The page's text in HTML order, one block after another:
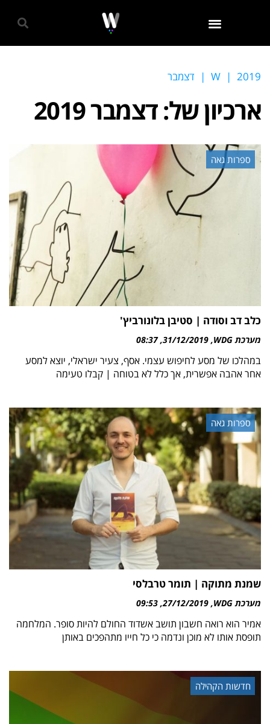
W | 2019
| דצמבר
ארכיון של:דצמבר 2019
ספרות גאה
כלב דב וסודה | סטיבן בלונורביץ'
מערכת WDG 31/12/2019
08:37
במהלכו של מסע לחיפוש עצמי. אסף, צעיר ישראלי, יוצא למסע
אחר אהבה אפשרית, אך כלל לא בטוחה | קבלו טעימה
ספרות גאה
שמנת מתוקה | תומר טרבלסי
מערכת WDG 27/12/2019
09:53
אמיר הוא רואה חשבון תושב אשדוד החולם להיות סופר. המלחמה
תופסת אותו לא מוכן ונדמה כי כל חייו מתהפכים באותן
חדשות הקהילה